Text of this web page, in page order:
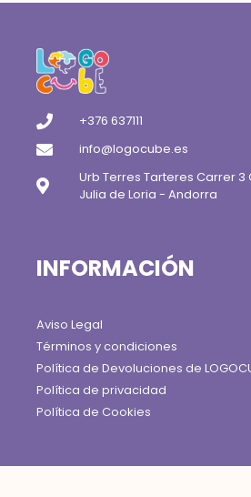
+376 637111
info@logocube.es
Urb Terres Tarteres Carrer 3
Julia de Loria - Andorra
INFORMACIÓN
Aviso Legal
Términos y condiciones
Política de Devoluciones de
Política de privacidad
Política de Cookies